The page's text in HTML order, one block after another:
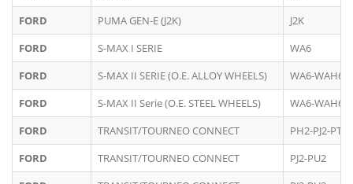
FORD
PUMA GEN-E (J2K)
J2K
FORD
S-MAX I SERIE
WA6
FORD
S-MAX II SERIE (O.E. ALLOY WHEELS)
WA6-WAH6
FORD
S-MAX II Serie (O.E. STEEL WHEELS)
WA6-WAH6
FORD
TRANSIT/TOURNEO CONNECT
PH2-PJ2-
FORD
TRANSIT/TOURNEO CONNECT
PJ2-PU2